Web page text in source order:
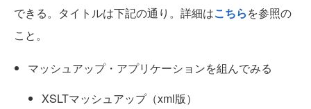
できる。タイトルは下記の通り。詳細はこちらを参照の
こと。
マッシュアップ・アプリケーションを組んでみる
XSLTマッシュアップ（xml版）